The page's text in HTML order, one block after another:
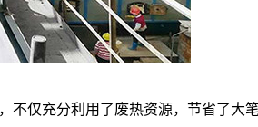
仅充分利用了废热资源，节省了大